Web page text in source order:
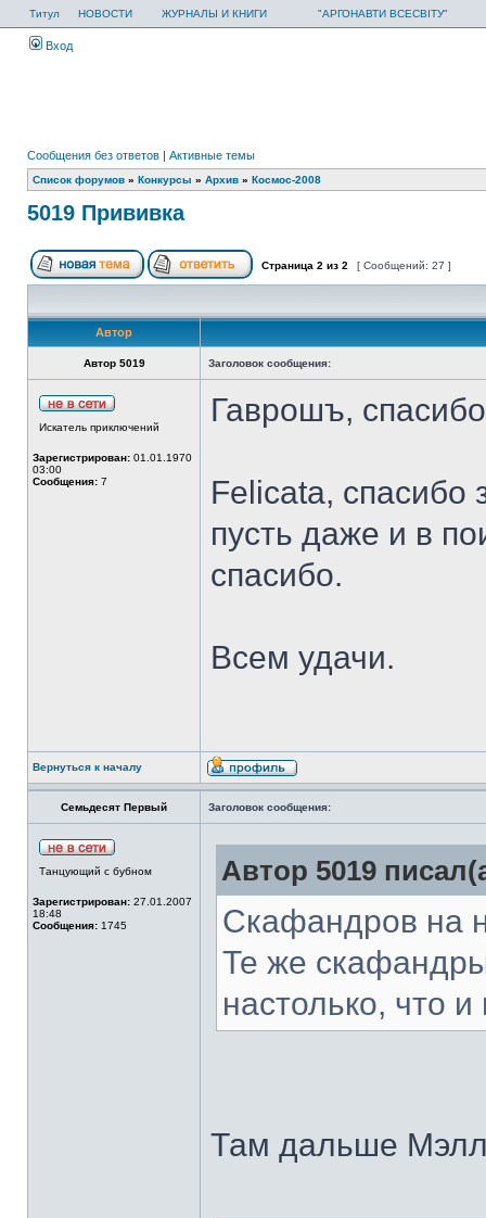
Титул НОВОСТИ ЖУРНАЛЫ И КНИГИ "АРГОНАВТИ ВСЕСВІТУ"
Вход
Сообщения без ответов | Активные темы
Список форумов » Конкурсы » Архив » Космос-2008
5019 Прививка
Страница 2 из 2 [ Сообщений: 27 ]
Автор
Автор 5019 Заголовок сообщения:
Искатель приключений
Зарегистрирован: 01.01.1970
03:00
Сообщения: 7
Гаврошъ,
Felicata, спасибо
пусть даже и в
спасибо.
Всем удачи.
Вернуться к началу
Семьдесят Первый Заголовок сообщения:
Танцующий с бубном
Зарегистрирован: 27.01.2007
18:48
Сообщения: 1745
Автор 5019
Скафандров на
Те же
настолько, что
Там дальше